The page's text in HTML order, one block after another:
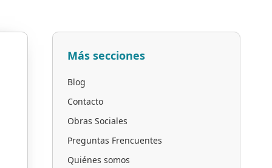
Más secciones
Blog
Contacto
Obras Sociales
Preguntas Frencuentes
Quiénes somos